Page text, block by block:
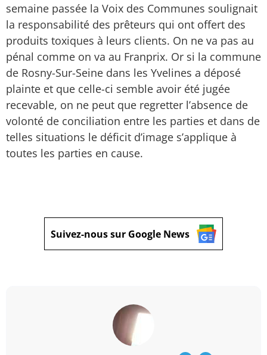
semaine passée la Voix des Communes soulignait
la responsabilité des prêteurs qui ont offert des
produits toxiques à leurs clients. On ne va pas au
pénal comme on va au Franprix. Or si la commune
de Rosny-Sur-Seine dans les Yvelines a déposé
plainte et que celle-ci semble avoir été jugée
recevable, on ne peut que regretter l’absence de
volonté de conciliation entre les parties et dans de
telles situations le déficit d’image s’applique à
toutes les parties en cause.
Suivez-nous sur Google News